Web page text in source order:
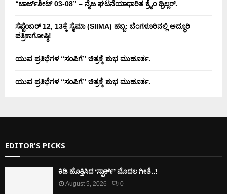
“ಚಾರ್ಜ್‌ಶೀಟ್ 03-08” – ನೈಜ ಘಟನೆಯಾಧಾರಿತ ಕ್ರೈಂ ಥ್ರಿಲ್ಲರ್.
ಸೆಪ್ಟೆಂಬರ್ 12, 13ಕ್ಕೆ ಸೈಮಾ (SIIMA) ಹಬ್ಬ: ಬೆಂಗಳೂರಿನಲ್ಲಿ ಅದ್ಧೂರಿ
ಪತ್ರಿಕಾಗೋಷ್ಠಿ!
ಯುವ ಪ್ರತಿಭೆಗಳ “ಸಂಪಿಗೆ” ಚಿತ್ರಕ್ಕೆ ಶುಭ ಮುಹೂರ್ತ.
ಯುವ ಪ್ರತಿಭೆಗಳ “ಸಂಪಿಗೆ” ಚಿತ್ರಕ್ಕೆ ಶುಭ ಮುಹೂರ್ತ.
EDITOR'S PICKS
ಕಿಡಿ‌‌ ಹೊತ್ತಿಸಿದ ‘ಸ್ಪಾರ್ಕ್’ ಮೊದಲ‌ ಗೀತೆ..!
August 5, 2026 0